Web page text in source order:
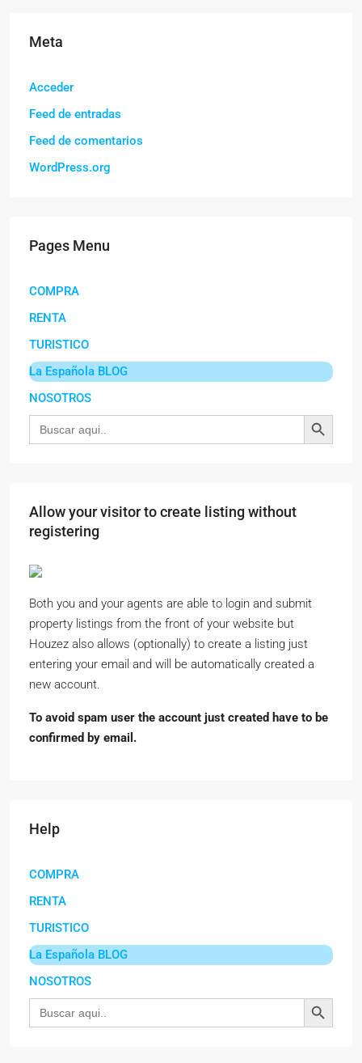
Meta
Acceder
Feed de entradas
Feed de comentarios
WordPress.org
Pages Menu
COMPRA
RENTA
TURISTICO
La Española BLOG
NOSOTROS
Buscar:
Botón de
Allow your visitor to create listing without
registering
Both you and your agents are able to login and submit
property listings from the front of your website but
Houzez also allows (optionally) to create a listing just
entering your email and will be automatically created a
new account.
To avoid spam user the account just created have to be
confirmed by email.
Help
COMPRA
RENTA
TURISTICO
La Española BLOG
NOSOTROS
Buscar:
Botón de